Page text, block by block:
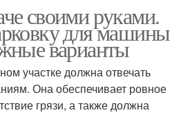
Щебневая парковка
своими руками.
для машины
варианты
участке должна отвечать
Она обеспечивает ровное
грязи, а также должна